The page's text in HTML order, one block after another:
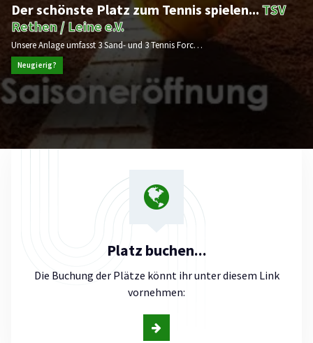
Der schönste Platz zum Tennis spielen... TSV
Rethen / Leine e.V.
Unsere Anlage umfasst 3 Sand- und 3 Tennis Force ® ES – Plätze.
Neugierig?
Platz buchen...
Die Buchung der Plätze könnt ihr unter diesem Link
vornehmen: